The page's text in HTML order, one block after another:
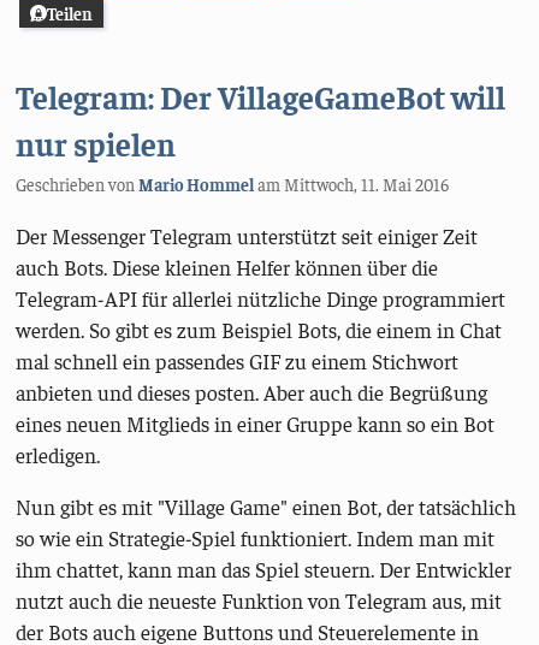
Teilen
Telegram: Der VillageGameBot will
nur spielen
Geschrieben vonMario Hommelam Mittwoch, 11. Mai 2016
Der Messenger Telegram unterstützt seit einiger Zeit
auch Bots. Diese kleinen Helfer können über die
Telegram-API für allerlei nützliche Dinge programmiert
werden. So gibt es zum Beispiel Bots, die einem in Chat
mal schnell ein passendes GIF zu einem Stichwort
anbieten und dieses posten. Aber auch die Begrüßung
eines neuen Mitglieds in einer Gruppe kann so ein Bot
erledigen.
Nun gibt es mit "Village Game" einen Bot, der tatsächlich
so wie ein Strategie-Spiel funktioniert. Indem man mit
ihm chattet, kann man das Spiel steuern. Der Entwickler
nutzt auch die neueste Funktion von Telegram aus, mit
der Bots auch eigene Buttons und Steuerelemente in